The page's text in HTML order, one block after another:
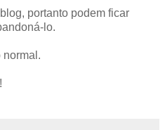
portanto podem ficar
lo.
normal.